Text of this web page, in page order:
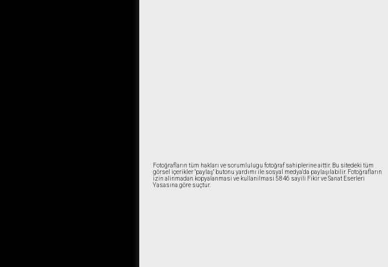
Fotoğrafların tüm hakları ve sorumlulugu fotoğraf sahiplerine aittir. Bu sitedeki tüm
görsel içerikler "paylaş" butonu yardımı ile sosyal medya'da paylaşılabilir. Fotoğrafların
izin alinmadan kopyalanmasi ve kullanilmasi 5846 sayili Fikir ve Sanat Eserleri
Yasasına göre suçtur.